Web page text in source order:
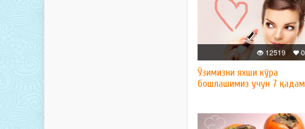
0
12519
Ўзимизни яхши кўра
бошлашимиз учун 7 қадам